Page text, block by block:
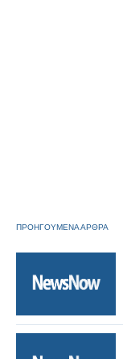
ΠΡΟΗΓΟΥΜΕΝΑ ΑΡΘΡΑ